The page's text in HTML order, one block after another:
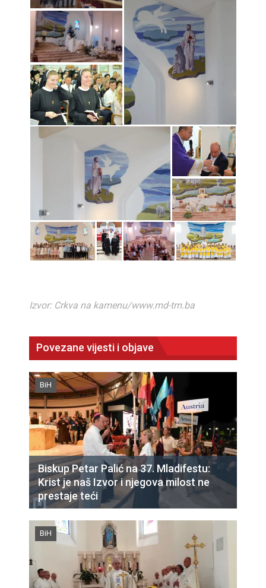
Izvor: Crkva na kamenu/www.md-tm.ba
Povezane vijesti i objave
BiH
Biskup Petar Palić na 37. Mladifestu:
Krist je naš Izvor i njegova milost ne
prestaje teći
BiH